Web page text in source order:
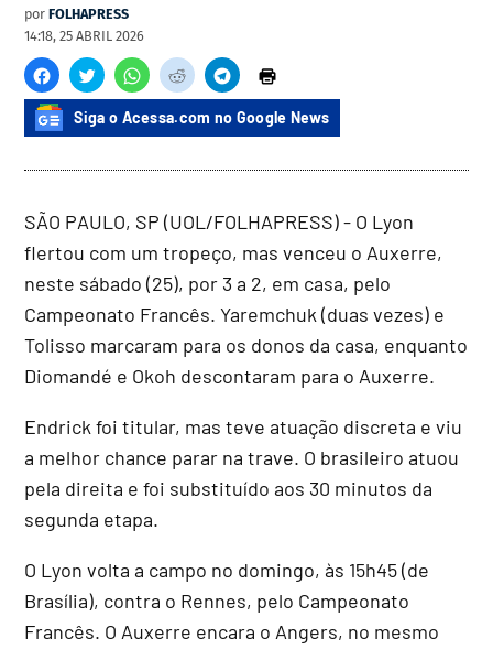
por FOLHAPRESS
14:18, 25 ABRIL 2026
Siga o Acessa.com no Google News
SÃO PAULO, SP (UOL/FOLHAPRESS) - O Lyon
flertou com um tropeço, mas venceu o Auxerre,
neste sábado (25), por 3 a 2, em casa, pelo
Campeonato Francês. Yaremchuk (duas vezes) e
Tolisso marcaram para os donos da casa, enquanto
Diomandé e Okoh descontaram para o Auxerre.
Endrick foi titular, mas teve atuação discreta e viu
a melhor chance parar na trave. O brasileiro atuou
pela direita e foi substituído aos 30 minutos da
segunda etapa.
O Lyon volta a campo no domingo, às 15h45 (de
Brasília), contra o Rennes, pelo Campeonato
Francês. O Auxerre encara o Angers, no mesmo